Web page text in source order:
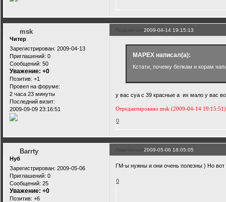
Поделиться2009-04-14 19:15:13
msk
Читер
Зарегистрирован: 2009-04-13
Приглашений: 0
Сообщений: 50
Уважение: +0
Позитив: +1
Провел на форуме:
2 часа 23 минуты
Последний визит:
2009-09-09 23:16:51
MAPEX написал(а):
Кстати, почему белкам и корам
у вас суа с 39 красные а их мало у вас
Отредактировано msk (2009-04-14 19:15:51)
0
Поделиться2009-05-06 18:05:05
Barrty
Нуб
Зарегистрирован: 2009-05-06
Приглашений: 0
Сообщений: 25
Уважение: +0
Позитив: +6
ГМ-ы нужны и они очень полезны ) Но
0